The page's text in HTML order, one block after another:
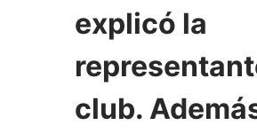
explicó la
club.